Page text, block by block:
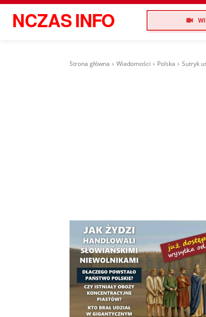
NCZASINFO
Strona główna Wiadomości Polska Sutryk